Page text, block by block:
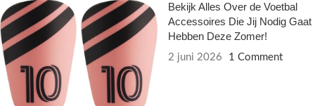
Bekijk Alles Over de Voetbal
Accessoires Die Jij Nodig Gaat
Hebben Deze Zomer!
2 juni 2026 1 Comment